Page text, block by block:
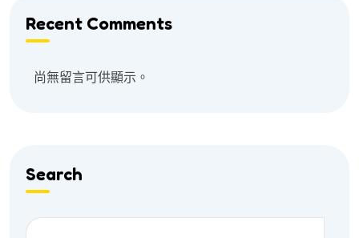
Recent Comments
尚無留言可供顯示。
Search